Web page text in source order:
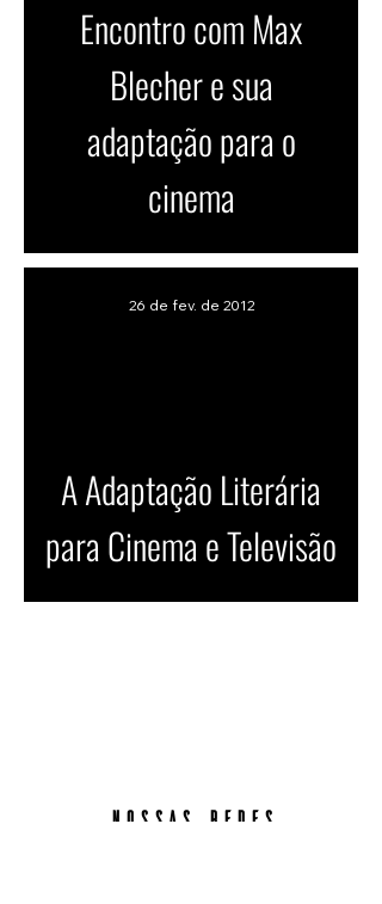
Encontro com Max
Blecher e sua
adaptação para o
cinema
A Adaptação Literária
para Cinema e Televisão
26 de fev. de 2012
nossas redes